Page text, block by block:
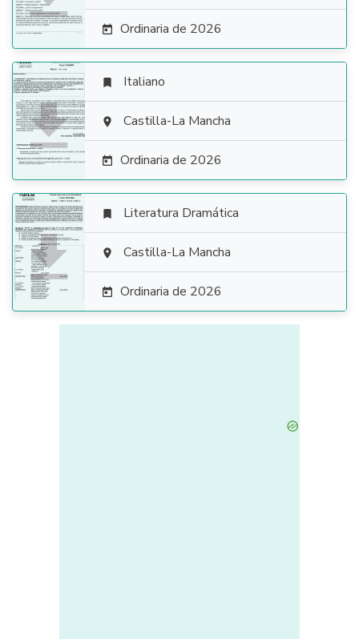
 Ordinaria de 2026

 Italiano
 Castilla-La Mancha
 Ordinaria de 2026

 Literatura Dramática
 Castilla-La Mancha
 Ordinaria de 2026